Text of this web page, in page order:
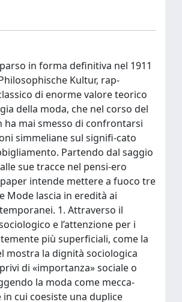
in forma definitiva nel 1911
Kultur, rap-
di enorme valore teorico
della moda, che nel corso del
ha mai smesso di confrontarsi
simmeliane sul signifi-cato
Partendo dal saggio
sue tracce nel pensi-ero
intende mettere a fuoco tre
Mode lascia in eredità ai
1. Attraverso il
e l’attenzione per i
più superficiali, come la
mostra la dignità sociologica
di «importanza» sociale o
la moda come mecca-
in cui coesiste una duplice